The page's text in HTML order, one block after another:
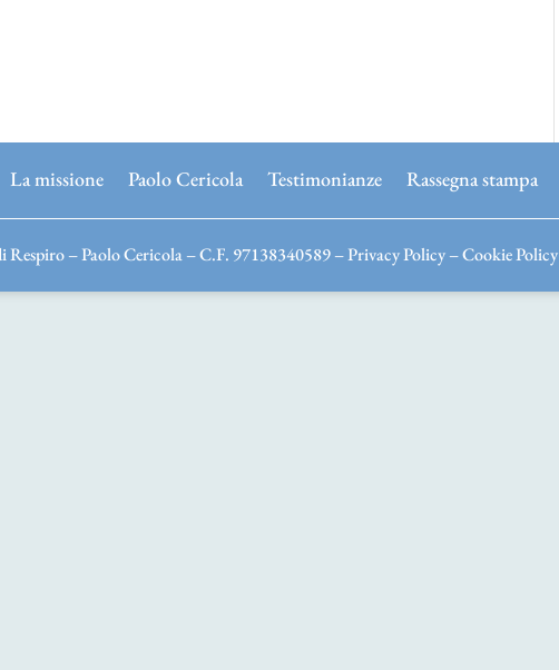
La missione Paolo Cericola Testimonianze Rassegna stampa
– Paolo Cericola – C.F. 97138340589 –Privacy Policy–Cookie Policy